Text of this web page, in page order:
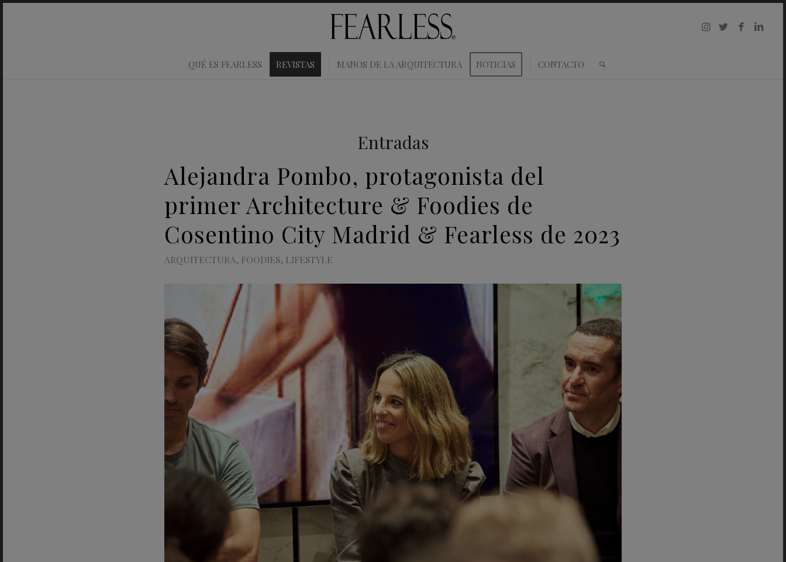
QUÉ ES FEARLESS REVISTAS MANOS DE LA ARQUITECTURA NOTICIAS CONTACTO
Entradas
Alejandra Pombo, protagonista del
primer Architecture & Foodies de
Cosentino City Madrid & Fearless de 2023
ARQUITECTURA, FOODIES, LIFESTYLE